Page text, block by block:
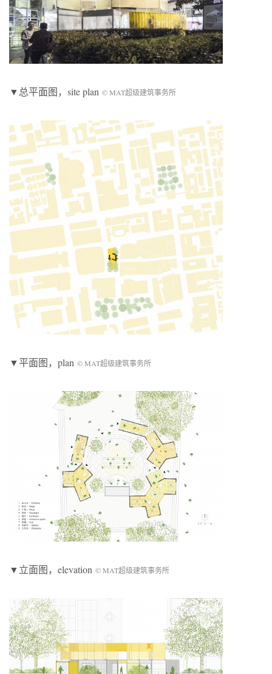
▼总平面图，site plan © MAT超级建筑事务所
▼平面图，plan © MAT超级建筑事务所
▼立面图，elevation © MAT超级建筑事务所